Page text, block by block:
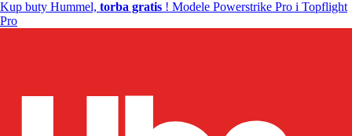
Kup buty Hummel, torba gratis ! Modele Powerstrike Pro i Topflight
Pro